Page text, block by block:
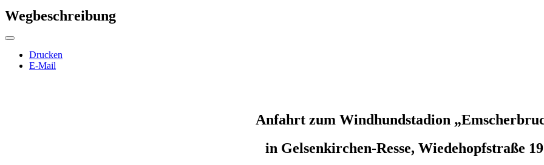
Wegbeschreibung
Drucken
E-Mail
Anfahrt zum Windhundstadion
in Gelsenkirchen-Resse, Wiedehopfstraße